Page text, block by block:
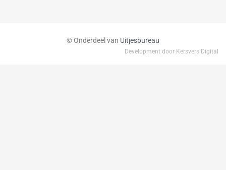
© Onderdeel van Uitjesbureau
Development door Kersvers Digital